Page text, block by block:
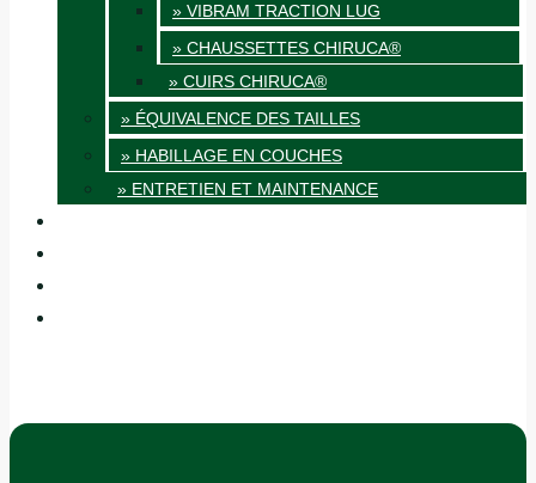
» VIBRAM TRACTION LUG
» CHAUSSETTES CHIRUCA®
» CUIRS CHIRUCA®
» ÉQUIVALENCE DES TAILLES
» HABILLAGE EN COUCHES
» ENTRETIEN ET MAINTENANCE